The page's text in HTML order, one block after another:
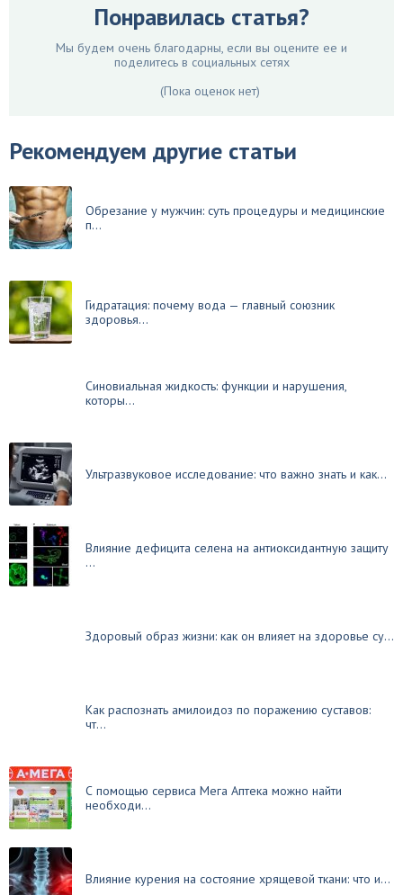
Понравилась статья?
Мы будем очень благодарны, если вы оцените ее и
поделитесь в социальных сетях
(Пока оценок нет)
Рекомендуем другие статьи
Обрезание у мужчин: суть процедуры и медицинские
п...
Гидратация: почему вода — главный союзник
здоровья...
Синовиальная жидкость: функции и нарушения,
которы...
Ультразвуковое исследование: что важно знать и как...
Влияние дефицита селена на антиоксидантную защиту
...
Здоровый образ жизни: как он влияет на здоровье су...
Как распознать амилоидоз по поражению суставов:
чт...
С помощью сервиса Мега Аптека можно найти
необходи...
Влияние курения на состояние хрящевой ткани: что и...